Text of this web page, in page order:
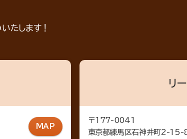
たします！
MAP
リ
〒177-0041
東京都練馬区石神井町2-